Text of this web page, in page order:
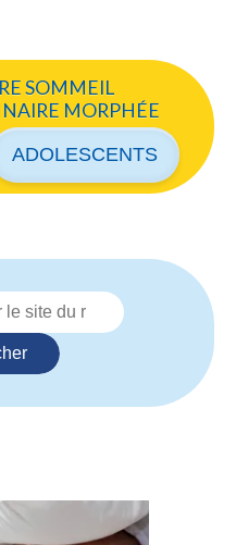
SOMMEIL
MORPHÉE
ADOLESCENTS